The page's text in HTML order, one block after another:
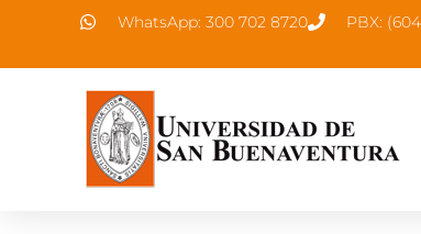
WhatsApp: 300 702 8720 PBX: